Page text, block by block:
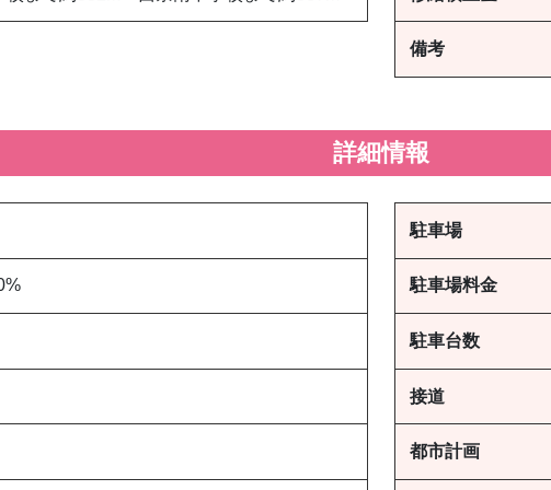
備考
詳細情報
駐車場
駐車場料金
駐車台数
接道
都市計画